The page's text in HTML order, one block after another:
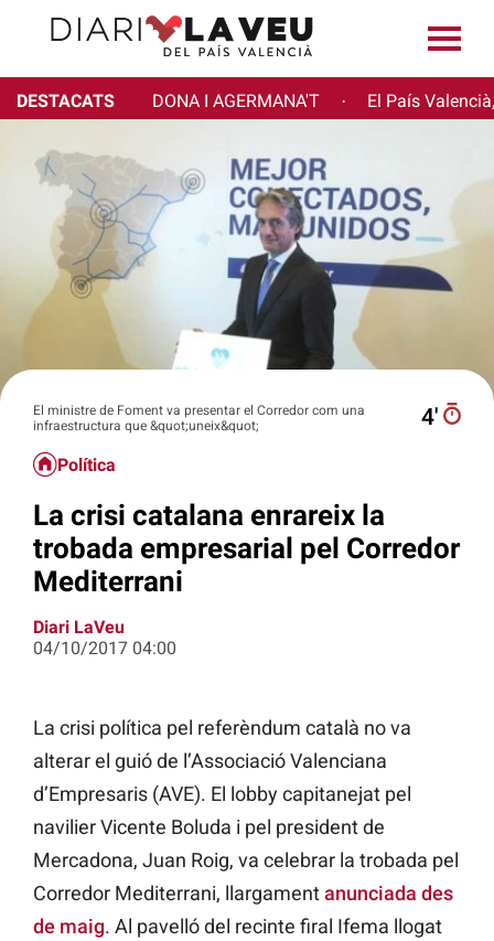
DESTACATS DONA I AGERMANA'T · El País
El ministre de Foment va presentar el Corredor com una
infraestructura que &quot;uneix&quot;
4′
Política
La crisi catalana enrareix la
trobada empresarial pel Corredor
Mediterrani
Diari LaVeu
04/10/2017 04:00
La crisi política pel referèndum català no va
alterar el guió de l’Associació Valenciana
d’Empresaris (AVE). El lobby capitanejat pel
navilier Vicente Boluda i pel president de
Mercadona, Juan Roig, va celebrar la trobada pel
Corredor Mediterrani, llargamentanunciada des
de maig. Al pavelló del recinte firal Ifema llogat